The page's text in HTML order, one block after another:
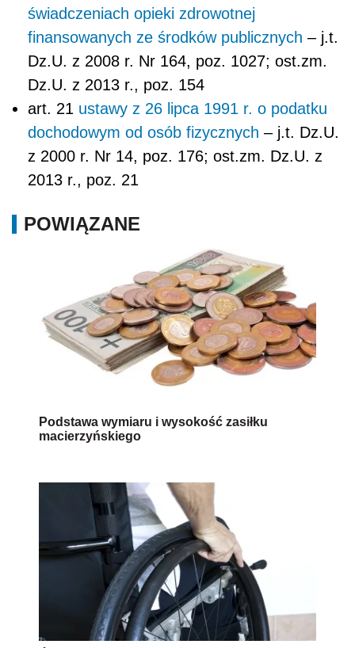
świadczeniach opieki zdrowotnej
finansowanych ze środków publicznych – j.t.
Dz.U. z 2008 r. Nr 164, poz. 1027; ost.zm.
Dz.U. z 2013 r., poz. 154
art. 21 ustawy z 26 lipca 1991 r. o podatku
dochodowym od osób fizycznych – j.t. Dz.U.
z 2000 r. Nr 14, poz. 176; ost.zm. Dz.U. z
2013 r., poz. 21
POWIĄZANE
Podstawa wymiaru i wysokość zasiłku
macierzyńskiego